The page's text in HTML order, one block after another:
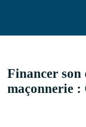
Financer son
maçonnerie :